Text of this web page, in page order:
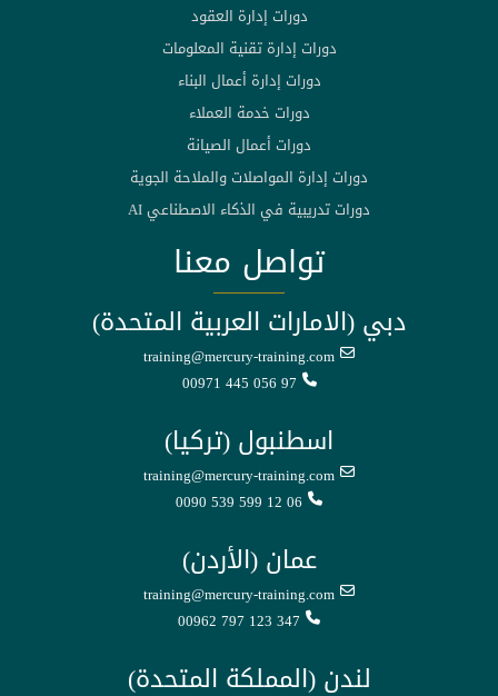
دورات إدارة العقود
دورات إدارة تقنية المعلومات
دورات إدارة أعمال البناء
دورات خدمة العملاء
دورات أعمال الصيانة
دورات إدارة المواصلات والملاحة الجوية
دورات تدريبية في الذكاء الاصطناعي AI
تواصل معنا
دبي (الامارات العربية المتحدة)
training@mercury-training.com
00971 445 056 97
اسطنبول (تركيا)
training@mercury-training.com
0090 539 599 12 06
عمان (الأردن)
training@mercury-training.com
00962 797 123 347
لندن (المملكة المتحدة)